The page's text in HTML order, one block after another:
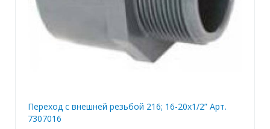
Переход с внешней резьбой 216; 16-20x1/2” Арт.
7307016